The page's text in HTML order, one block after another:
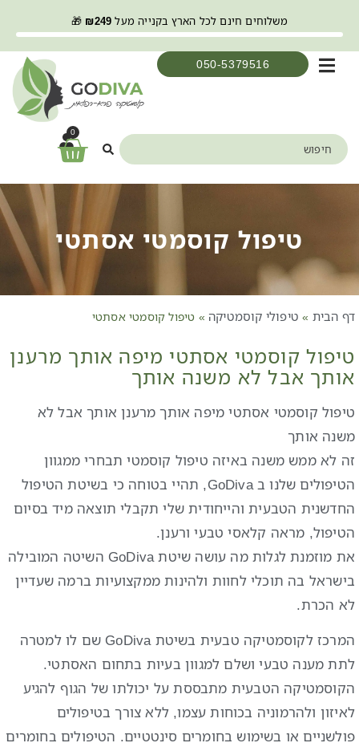
משלוחים חינם לכל הארץ בקנייה מעל ₪249
🎁
050-5379516
0
טיפול קוסמטי אסתטי
דף הבית » טיפולי קוסמטיקה » טיפול קוסמטי אסתטי
טיפול קוסמטי אסתטי מיפה אותך מרענן
אותך אבל לא משנה אותך
טיפול קוסמטי אסתטי מיפה אותך מרענן אותך אבל לא
משנה אותך
זה לא ממש משנה באיזה טיפול קוסמטי תבחרי ממגוון
הטיפולים שלנו ב GoDiva, תהיי בטוחה כי בשיטת הטיפול
החדשנית הטבעית והייחודית שלי תקבלי תוצאה מיד בסיום
הטיפול, מראה קלאסי טבעי ורענן.
את מוזמנת לגלות מה עושה שיטת GoDiva השיטה המובילה
בישראל בה תוכלי לחוות ולהינות ממקצועיות ברמה שעדיין
לא הכרת.
המרכז לקוסמטיקה טבעית בשיטת GoDiva שם לו למטרה
לתת מענה טבעי ושלם למגוון בעיות בתחום האסתטי.
הקוסמטיקה הטבעית מתבססת על יכולתו של הגוף להגיע
לאיזון ולהרמוניה בכוחות עצמו, ללא צורך בטיפולים
פולשניים או בשימוש בחומרים סינטטיים. הטיפולים בחומרים